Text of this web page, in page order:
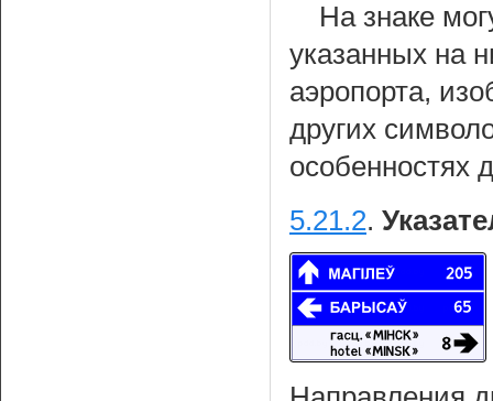
На знаке
указанных на
аэропорта,
других
особенностях
5.21.2.